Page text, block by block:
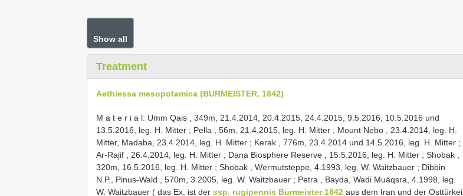
Show all
Treatment
Aethiessa mesopotamica (BURMEISTER, 1842)
M a t e r i a l: Umm Qais , 349m, 21.4.2014, 20.4.2015, 24.4.2015, 9.5.2016, 10.5.2016 und
13.5.2016, leg. H. Mitter ; Pella , 56m, 21.4.2015, leg. H. Mitter ; Mount Nebo , 23.4.2014, leg. H.
Mitter, Madaba, 23.4.2014, leg. H. Mitter ; Kerak , 776m, 23.4.2014 und 14.5.2016, leg. H. Mitter ;
Ar-Rajif , 26.4.2014, leg. H. Mitter ; Dana Biosphere Reserve , 15.5.2016, leg. H. Mitter ; Shobak ,
320m, 16.5.2016, leg. H. Mitter ; Shobak , Wermutsteppe, 4.1993, leg. W. Waitzbauer ; Dibbin
N.P., Pinus-Wald , 570m, 3.2005, leg. W. Waitzbauer ; Petra , Bayda, Wadi Muáqsra, 4.1998, leg.
W. Waitzbauer ( das Ex. ist der ssp. rugipennis Burmeister 1842 aus dem Iran und der Osttürkei